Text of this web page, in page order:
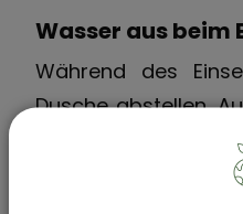
Wasser aus beim
Während des
Dusche abstellen.
und Nassrasieren
indem Sie den